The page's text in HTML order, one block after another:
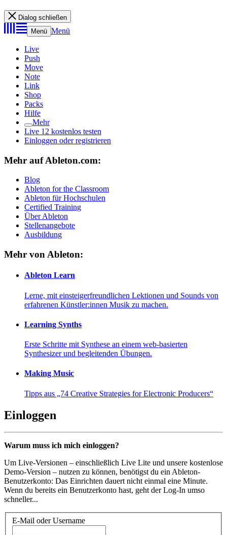
Dialog schließen
Menü Menü
Live
Push
Move
Note
Link
Shop
Packs
Hilfe
Mehr
Live 12 kostenlos testen
Einloggen oder registrieren
Mehr auf Ableton.com:
Blog
Ableton for the Classroom
Ableton für Hochschulen
Certified Training
Über Ableton
Stellenangebote
Ausbildung
Mehr von Ableton:
Ableton Learn
Lerne, mit einsteigerfreundlichen Lektionen und Sounds von
erfahrenen Künstler:innen Musik zu machen.
Learning Synths
Erste Schritte mit Synthese an einem web-basierten
Synthesizer und begleitenden Übungen.
Making Music
Tipps aus „74 Creative Strategies for Electronic Producers“
Einloggen
Warum muss ich mich einloggen?
Um Live-Versionen – einschließlich Live Lite und unsere kostenlose
Demo-Version – nutzen zu können, benötigst du ein Ableton-
Benutzerkonto: Das Einrichten dauert nicht einmal eine Minute.
Wenn du bereits ein Benutzerkonto hast, geht der Log-In umso
schneller...
E-Mail oder Username